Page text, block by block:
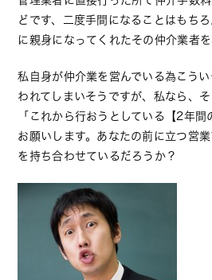
どです、二度手間になることはもち
に親身になってくれたその仲介業者
私自身が仲介業を営んでいる為こう
われてしまいそうですが、私なら、
「これから行おうとしている【2年
お願いします。あなたの前に立つ営
を持ち合わせているだろうか？